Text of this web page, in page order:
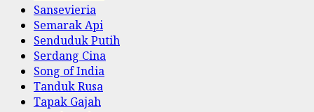
Sansevieria
Semarak Api
Senduduk Putih
Serdang Cina
Song of India
Tanduk Rusa
Tapak Gajah